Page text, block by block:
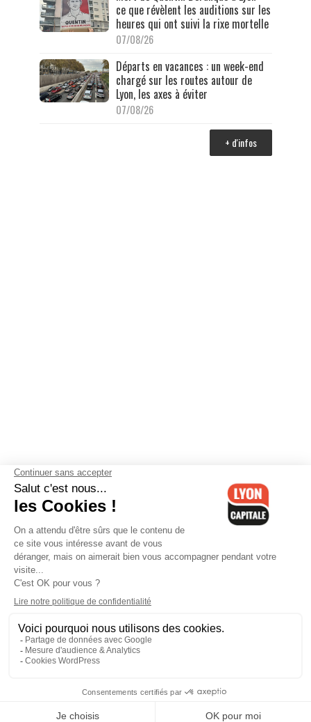
ce que révèlent les auditions sur les
heures qui ont suivi la rixe mortelle
07/08/26
Départs en vacances : un week-end
chargé sur les routes autour de
Lyon, les axes à éviter
07/08/26
+ d'infos
Contactez-nous-Mentions légales-CGV-Politique de
confidentialité-Gestion des cookies
Cedex 06